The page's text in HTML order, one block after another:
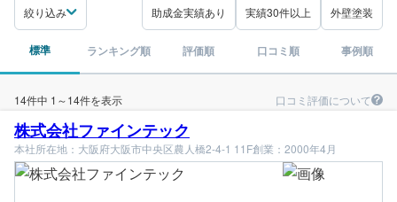
絞り込み 助成金実績あり 実績30件以上 外壁塗装
標準 ランキング順 評価順 口コミ順 事例順
14件中 1～14件を表示 口コミ評価について
株式会社ファインテック
本社所在地：大阪府大阪市中央区農人橋2-4-1 11F創業：2000年4月